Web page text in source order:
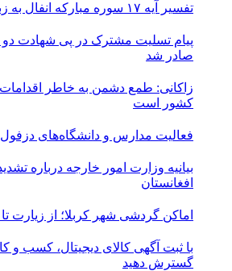
تفسیر آیه ۱۷ سوره مبارکه انفال به زبان «آذری»
پیام تسلیت مشترک در پی شهادت
صادر شد
زاکانی: طمع دشمن به خاطر اقدامات
کشور است
فعالیت مدارس و دانشگاه‌های
بیانیه وزارت امور خارجه درباره
افغانستان
اماکن گردشی شهر کربلا؛ از زیارت
با ثبت آگهی کالای دیجیتال، کسب و
گسترش دهید